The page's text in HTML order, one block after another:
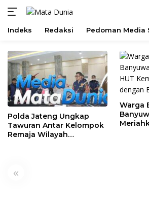
konten
Indeks Redaksi Pedoman Media
«
Polda Jateng Ungkap
Tawuran Antar Kelompok
Remaja Wilayah
Warga